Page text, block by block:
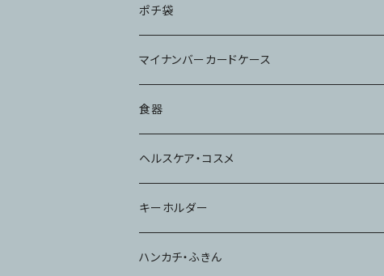
ポチ袋
マイナンバーカードケース
食器
コップ
ヘルスケア・コスメ
キーホルダー
ハンカチ・ふきん